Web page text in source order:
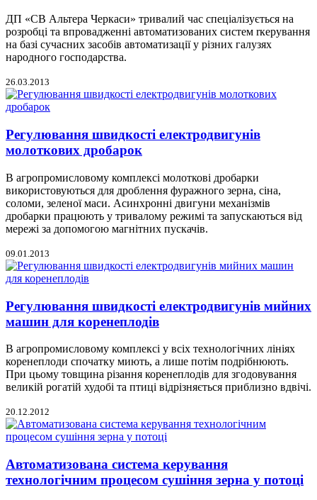
ДП «СВ Альтера Черкаси» тривалий час спеціалізується на
розробці та впровадженні автоматизованих систем rкерування
на базі сучасних засобів автоматизації у різних галузях
народного господарства.
26.03.2013
Регулювання швидкості електродвигунів
молоткових дробарок
В агропромисловому комплексі молоткові дробарки
використовуються для дроблення фуражного зерна, сіна,
соломи, зеленої маси. Асинхронні двигуни механізмів
дробарки працюють у тривалому режимі та запускаються від
мережі за допомогою магнітних пускачів.
09.01.2013
Регулювання швидкості електродвигунів мийних
машин для коренеплодів
В агропромисловому комплексі у всіх технологічних лініях
коренеплоди спочатку миють, а лише потім подрібнюють.
При цьому товщина різання коренеплодів для згодовування
великій рогатій худобі та птиці відрізняється приблизно вдвічі.
20.12.2012
Автоматизована система керування
технологічним процесом сушіння зерна у потоці